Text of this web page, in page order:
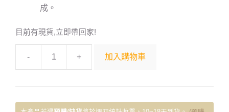
成。
目前有現貨,立即帶回家!
- + 加入購物車